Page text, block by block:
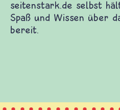
vielen guten
und Informationen zu
anderen Kindern